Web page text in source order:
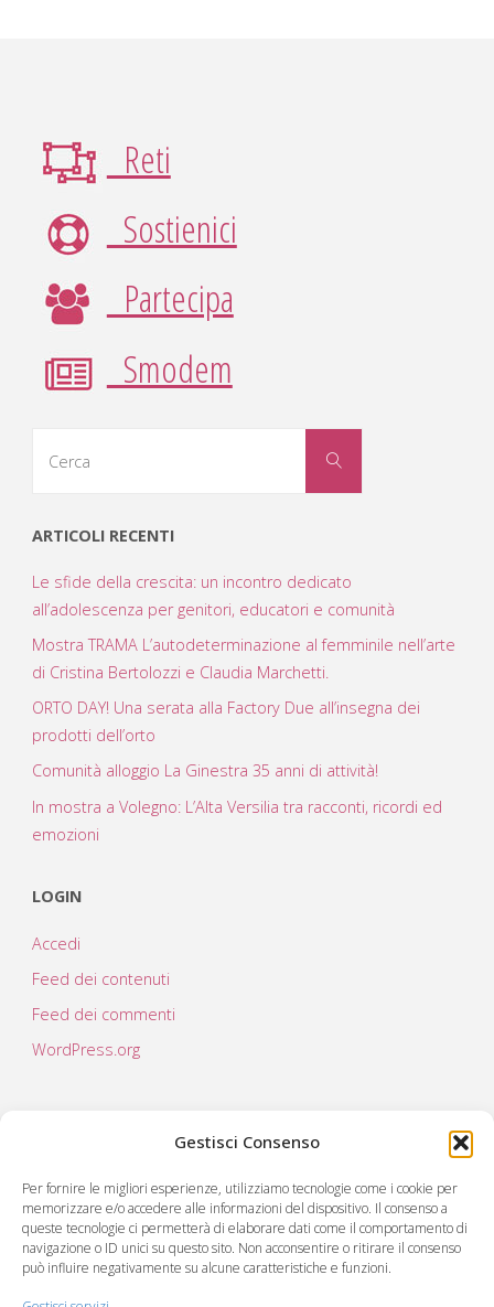
Gestisci Consenso
Per fornire le migliori esperienze, utilizziamo tecnologie come i cookie per
memorizzare e/o accedere alle informazioni del dispositivo. Il consenso a
queste tecnologie ci permetterà di elaborare dati come il comportamento di
navigazione o ID unici su questo sito. Non acconsentire o ritirare il consenso
può influire negativamente su alcune caratteristiche e funzioni.
Reti
Sostienici
Partecipa
Smodem
Cerca
ARTICOLI RECENTI
Le sfide della crescita: un incontro dedicato
all’adolescenza per genitori, educatori e comunità
Mostra TRAMA L’autodeterminazione al femminile nell’arte
di Cristina Bertolozzi e Claudia Marchetti.
ORTO DAY! Una serata alla Factory Due all’insegna dei
prodotti dell’orto
Comunità alloggio La Ginestra 35 anni di attività!
In mostra a Volegno: L’Alta Versilia tra racconti, ricordi ed
emozioni
LOGIN
Accedi
Feed dei contenuti
Feed dei commenti
WordPress.org
C.RE.A società cooperativa sociale